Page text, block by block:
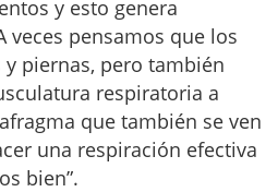
y esto genera
veces pensamos que los
piernas, pero también
respiratoria a
que también se ven
una respiración efectiva
bien”.